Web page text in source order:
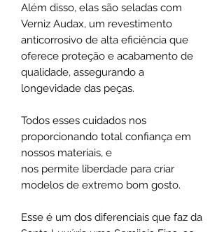
Além disso, elas são seladas com
Verniz Audax, um revestimento
anticorrosivo de alta eficiência que
oferece proteção e acabamento de
qualidade, assegurando a
longevidade das peças.
Todos esses cuidados nos
proporcionando total confiança em
nossos materiais, e
nos permite liberdade para criar
modelos de extremo bom gosto.
Esse é um dos diferenciais que faz da